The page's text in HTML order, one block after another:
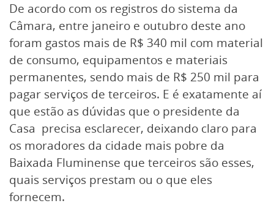
De acordo com os registros do sistema da
Câmara, entre janeiro e outubro deste ano
foram gastos mais de R$ 340 mil com material
de consumo, equipamentos e materiais
permanentes, sendo mais de R$ 250 mil para
pagar serviços de terceiros. E é exatamente aí
que estão as dúvidas que o presidente da
Casa precisa esclarecer, deixando claro para
os moradores da cidade mais pobre da
Baixada Fluminense que terceiros são esses,
quais serviços prestam ou o que eles
fornecem.